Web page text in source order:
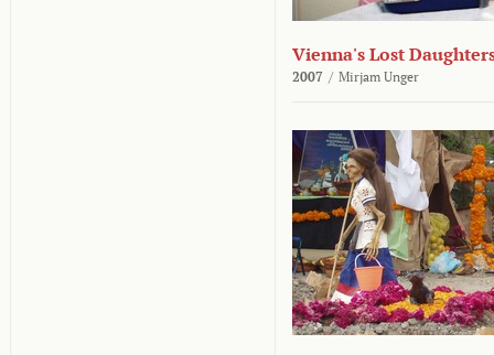
Vienna's Lost
2007 / Mirjam Unger